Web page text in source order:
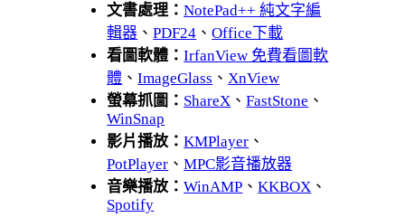
文書處理：NotePad++ 純文字編
輯器 、PDF24 、Office下載
看圖軟體：IrfanView 免費看圖軟
體 、ImageGlass 、 XnView
螢幕抓圖： ShareX 、FastStone 、
WinSnap
影片播放：KMPlayer 、
PotPlayer 、MPC影音播放器
音樂播放：WinAMP 、KKBOX 、
Spotify